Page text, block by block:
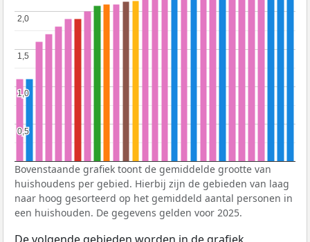
0,5
0,5
1,0
1,0
1,5
1,5
2,0
2,0
Bovenstaande grafiek toont de gemiddelde grootte van
huishoudens per gebied. Hierbij zijn de gebieden van laag
naar hoog gesorteerd op het gemiddeld aantal personen in
een huishouden. De gegevens gelden voor 2025.